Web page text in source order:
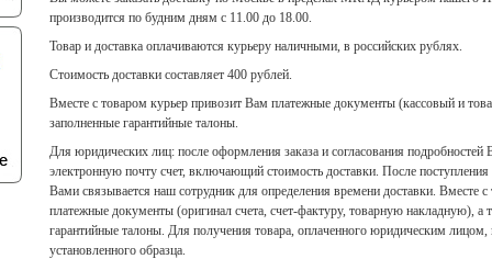
производится по будним дням с 11.00 до 18.00.
Товар и доставка оплачиваются курьеру наличными, в российских рублях.
Стоимость доставки составляет 400 рублей.
Вместе с товаром курьер привозит Вам платежные документы (кассовый и
заполненные гарантийные талоны.
Для юридических лиц: после оформления заказа и согласования
электронную почту счет, включающий стоимость доставки. После поступления
Вами связывается наш сотрудник для определения времени доставки. Вместе
платежные документы (оригинал счета, счет-фактуру, товарную накладную), а
гарантийные талоны. Для получения товара, оплаченного юридическим лицом,
установленного образца.